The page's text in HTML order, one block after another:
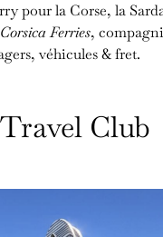
pour la Corse, la
Corsica Ferries,
véhicules & fret.
Club